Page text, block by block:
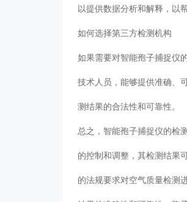
以提供数据分析和解释，以
如何选择第三方检测机构
如果需要对智能孢子捕捉仪
技术人员，能够提供准确、
测结果的合法性和可靠性。
总之，智能孢子捕捉仪的检
的控制和调整，其检测结果
的法规要求对空气质量检测